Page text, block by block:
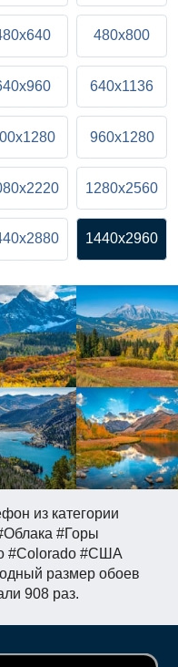
из категории
#Горы
#Colorado #США
размер обоев
908 раз.
480x800
640x1136
960x1280
1280x2560
1440x2960